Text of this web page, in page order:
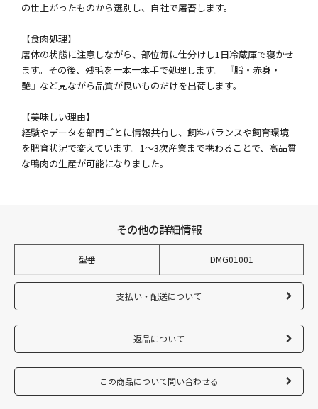
の仕上がったものから選別し、自社で屠畜します。
【食肉処理】
屠体の状態に注意しながら、部位毎に仕分けし1日冷蔵庫で寝かせ
ます。その後、残毛を一本一本手で処理します。 『脂・赤身・
艶』など見ながら品質が良いものだけを出荷します。
【美味しい理由】
経験やデータを部門ごとに情報共有し、飼料バランスや飼育環境
を肥育状況で変えています。1～3次産業まで携わることで、高品質
な鴨肉の生産が可能になりました。
その他の詳細情報
型番 DMG01001
支払い・配送について
返品について
この商品について問い合わせる